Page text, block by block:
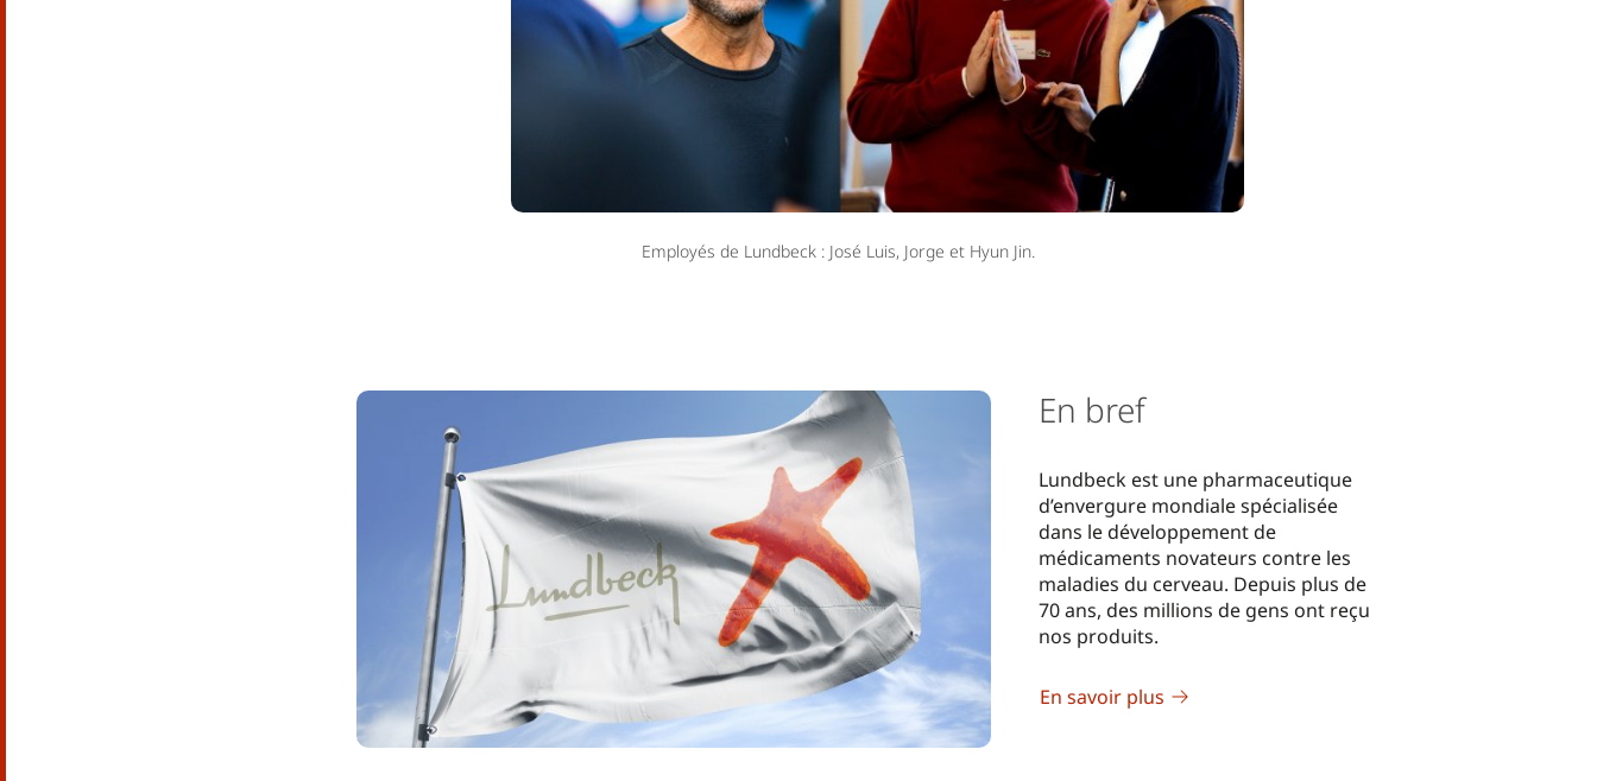
Employés de Lundbeck : José Luis, Jorge et Hyun Jin.
En bref
Lundbeck est une pharmaceutique
d’envergure mondiale spécialisée
dans le développement de
médicaments novateurs contre les
maladies du cerveau. Depuis plus de
70 ans, des millions de gens ont reçu
nos produits.
En savoir plus